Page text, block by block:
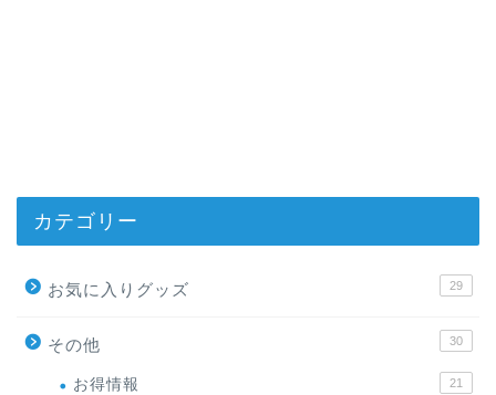
カテゴリー
お気に入りグッズ 29
その他 30
お得情報 21